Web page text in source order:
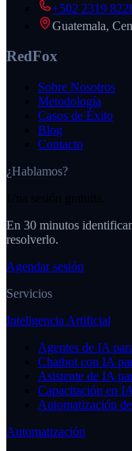
+502 2319
Guatemala,
RedFox
Sobre Nosotros
Metodología
Casos de Éxito
Blog
Contacto
¿Hablamos?
En 30 minutos
resolverlo.
Agendar sesión
Servicios
Inteligencia Artificial
Agentes de IA
Chatbot con IA
Asistente de IA
Capacitación en
Automatización
Automatización